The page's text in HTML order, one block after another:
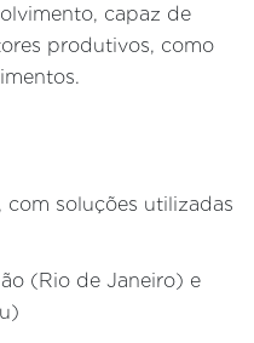
capaz de
produtivos, como
soluções utilizadas
(Rio de Janeiro) e